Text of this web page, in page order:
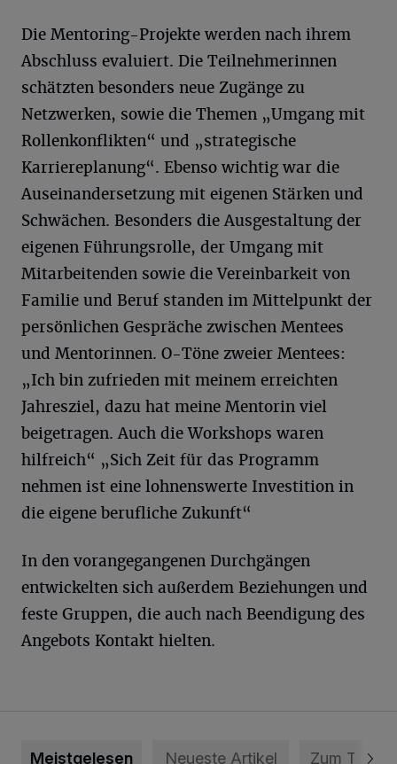
Die Mentoring-Projekte werden nach ihrem
Abschluss evaluiert. Die Teilnehmerinnen
schätzten besonders neue Zugänge zu
Netzwerken, sowie die Themen „Umgang mit
Rollenkonflikten“ und „strategische
Karriereplanung“. Ebenso wichtig war die
Auseinandersetzung mit eigenen Stärken und
Schwächen. Besonders die Ausgestaltung der
eigenen Führungsrolle, der Umgang mit
Mitarbeitenden sowie die Vereinbarkeit von
Familie und Beruf standen im Mittelpunkt der
persönlichen Gespräche zwischen Mentees
und Mentorinnen. O-Töne zweier Mentees:
„Ich bin zufrieden mit meinem erreichten
Jahresziel, dazu hat meine Mentorin viel
beigetragen. Auch die Workshops waren
hilfreich“ „Sich Zeit für das Programm
nehmen ist eine lohnenswerte Investition in
die eigene berufliche Zukunft“
In den vorangegangenen Durchgängen
entwickelten sich außerdem Beziehungen und
feste Gruppen, die auch nach Beendigung des
Angebots Kontakt hielten.
Meistgelesen Neueste Artikel Zum Thema